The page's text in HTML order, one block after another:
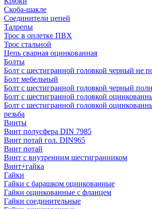
Скоба-шакле
Соединители цепей
Талрепы
Трос в оплетке ПВХ
Трос стальной
Цепь сварная оцинкованная
Болты
Болт с шестигранной головкой черный не
Болт мебельный
Болт с шестигранной головкой черный
Болт с шестигранной головкой
Болт с шестигранной головкой
резьба
Винты
Винт полусфера DIN 7985
Винт потай гол. DIN965
Винт потай
Винт с внутренним шестигранником
Винт+гайка
Гайки
Гайки с барашком оцинкованные
Гайки оцинкованные с фланцем
Гайки соединительные